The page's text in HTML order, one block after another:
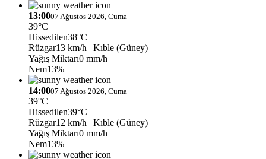
13:0007 Ağustos 2026, Cuma
39°C
Hissedilen38°C
Rüzgar13 km/h | Kıble (Güney)
Yağış Miktarı0 mm/h
Nem13%
14:0007 Ağustos 2026, Cuma
39°C
Hissedilen39°C
Rüzgar12 km/h | Kıble (Güney)
Yağış Miktarı0 mm/h
Nem13%